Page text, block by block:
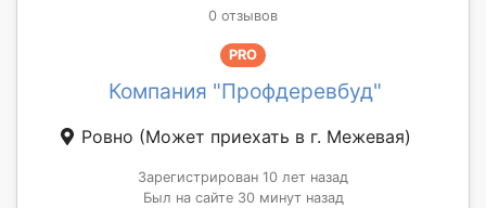
0 отзывов
PRO
Компания "Профдеревбуд"
Ровно (Может приехать в г. Межевая)
Зарегистрирован 10 лет назад
Был на сайте 30 минут назад